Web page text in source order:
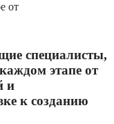
от
специалисты,
этапе от
и
к созданию